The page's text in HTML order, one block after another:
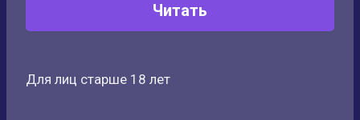
Читать
Для лиц старше 18 лет